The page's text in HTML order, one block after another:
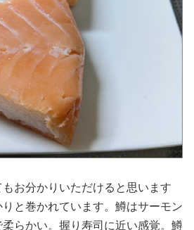
お分かりいただけると思います
と巻かれています。鱒はサーモン
らかい。握り寿司に近い感覚。鱒